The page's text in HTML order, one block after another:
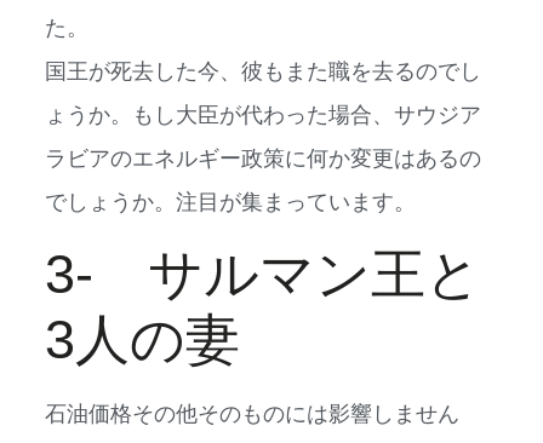
た。
国王が死去した今、彼もまた職を去るのでし
ょうか。もし大臣が代わった場合、サウジア
ラビアのエネルギー政策に何か変更はあるの
でしょうか。注目が集まっています。
3- サルマン王と
3人の妻
石油価格その他そのものには影響しません